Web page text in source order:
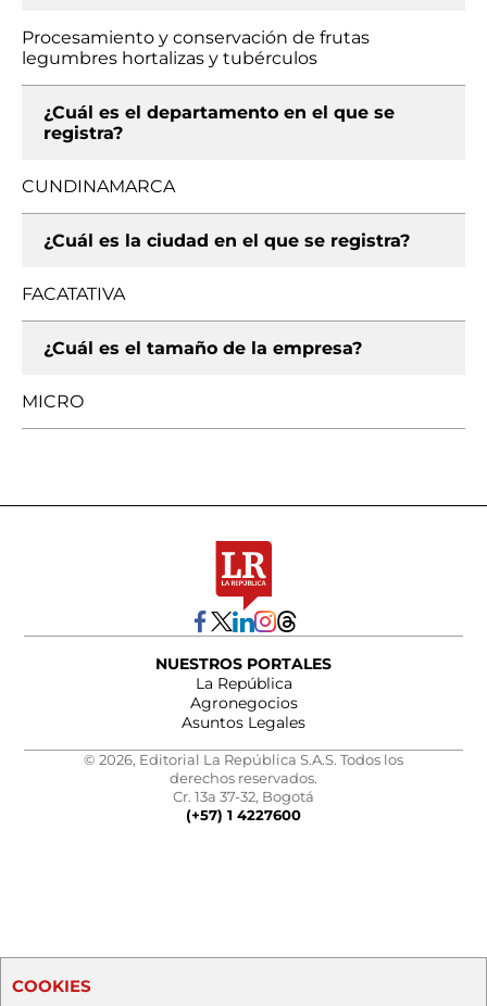
Procesamiento y conservación de frutas
legumbres hortalizas y tubérculos
¿Cuál es el departamento en el que se
registra?
CUNDINAMARCA
¿Cuál es la ciudad en el que se registra?
FACATATIVA
¿Cuál es el tamaño de la empresa?
MICRO
NUESTROS PORTALES
La República
Agronegocios
Asuntos Legales
© 2026, Editorial La República S.A.S. Todos los
derechos reservados.
Cr. 13a 37-32, Bogotá
(+57) 1 4227600
COOKIES